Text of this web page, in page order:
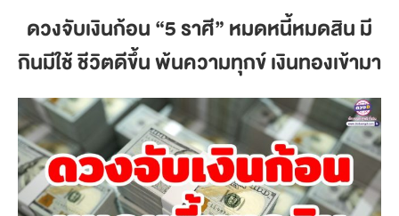
ดวงจับเงินก้อน“5 ราศี” หมดหนี้หมดสิน มี
กินมีใช้ ชีวิตดีขึ้น พ้นความทุกข์ เงินทองเข้ามา